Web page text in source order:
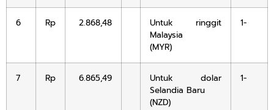
6 Rp 2.868,48
Untuk ringgit
Malaysia
(MYR)
1-
7 Rp 6.865,49
Untuk dolar
Selandia Baru
(NZD)
1-